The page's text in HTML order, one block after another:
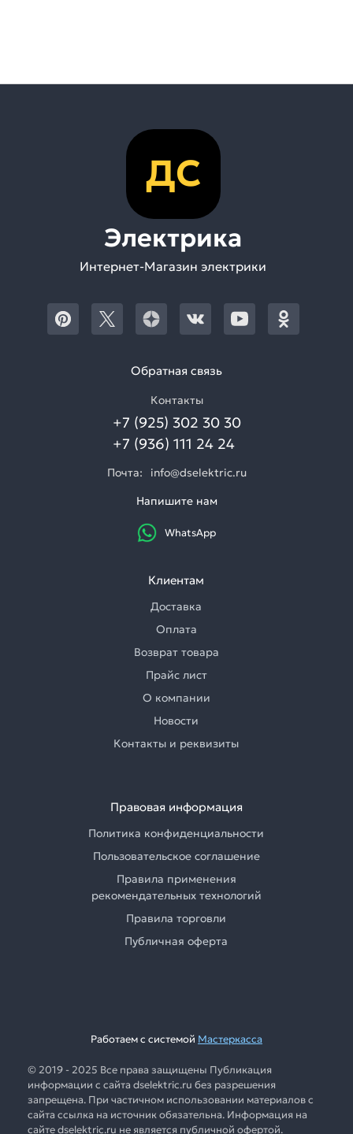
ДС
Электрика
Интернет-Магазин электрики
Обратная связь
Контакты
+7 (925) 302 30 30
+7 (936) 111 24 24
Почта:
info@dselektric.ru
Напишите нам
WhatsApp
Клиентам
Доставка
Оплата
Возврат товара
Прайс лист
О компании
Новости
Контакты и реквизиты
Правовая информация
Политика конфиденциальности
Пользовательское соглашение
Правила применения
рекомендательных технологий
Правила торговли
Публичная оферта
Работаем с системой Мастеркасса
© 2019 - 2025 Все права защищены Публикация
информации с сайта dselektric.ru без разрешения
запрещена. При частичном использовании материалов с
сайта ссылка на источник обязательна. Информация на
сайте dselektric.ru не является публичной офертой.